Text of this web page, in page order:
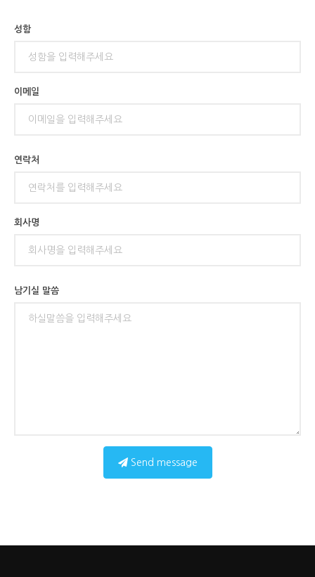
성함
이메일
연락처
회사명
남기실 말씀
Send message